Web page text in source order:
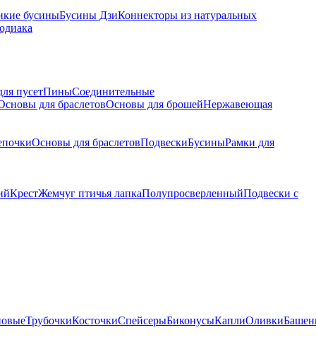
бусиныБусины ДзиКоннекторы из натуральных
пусетПиныСоединительные
для браслетовОсновы для брошейНержавеющая
Основы для браслетовПодвескиБусиныРамки для
КрестЖемчуг птичья лапкаПолупросверленныйПодвески с
ТрубочкиКосточкиСпейсерыБиконусыКаплиОливки